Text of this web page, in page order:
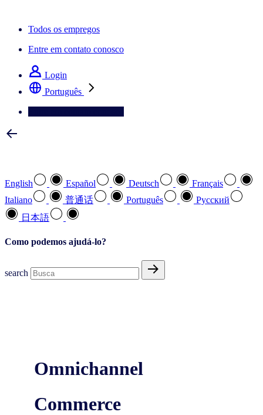
Todos os empregos
Entre em contato conosco
Login
Português
English Español Deutsch
Français
Italiano
普通话 Português
Pусский
日本語
Como podemos ajudá-lo?
search
Omnichannel
Commerce